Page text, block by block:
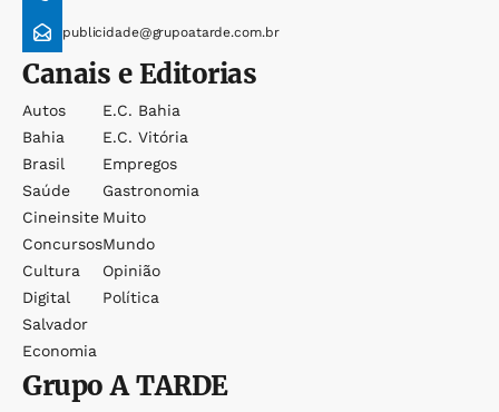
publicidade@grupoatarde.com.br
Canais e Editorias
Autos
Bahia
Brasil
Saúde
Cineinsite
Concursos
Cultura
Digital
Salvador
Economia
E.c. Bahia
E.c. Vitória
Empregos
Gastronomia
Muito
Mundo
Opinião
Política
GrupoA TARDE